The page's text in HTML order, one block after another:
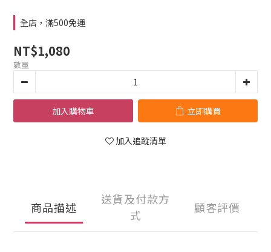
全店，滿500免運
NT$1,080
數量
加入購物車 立即購買
加入追蹤清單
商品描述
送貨及付款方
式
顧客評價